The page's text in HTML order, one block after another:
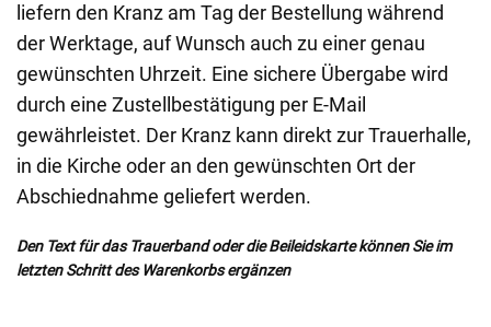
liefern den Kranz am Tag der Bestellung während
der Werktage, auf Wunsch auch zu einer genau
gewünschten Uhrzeit. Eine sichere Übergabe wird
durch eine Zustellbestätigung per E-Mail
gewährleistet. Der Kranz kann direkt zur Trauerhalle,
in die Kirche oder an den gewünschten Ort der
Abschiednahme geliefert werden.
Den Text für das Trauerband oder die Beileidskarte können Sie im
letzten Schritt des Warenkorbs ergänzen